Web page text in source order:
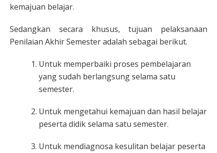
kemajuan belajar.
Sedangkan secara khusus, tujuan pelaksanaan
Penilaian Akhir Semester adalah sebagai berikut.
Untuk memperbaiki proses pembelajaran
yang sudah berlangsung selama satu
semester.
Untuk mengetahui kemajuan dan hasil belajar
peserta didik selama satu semester.
Untuk mendiagnosa kesulitan belajar peserta